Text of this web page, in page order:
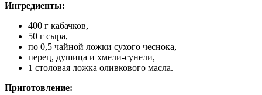
Ингредиенты:
400 г кабачков,
50 г сыра,
по 0,5 чайной ложки сухого чеснока,
перец, душица и хмели-сунели,
1 столовая ложка оливкового масла.
Приготовление: